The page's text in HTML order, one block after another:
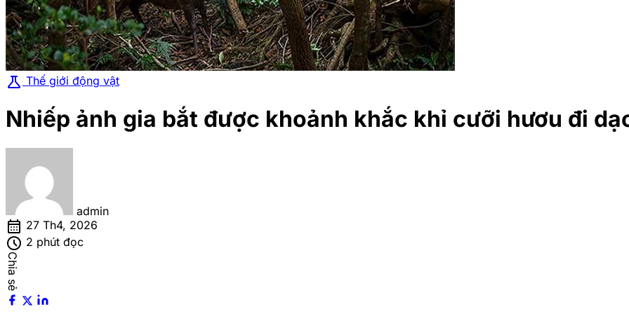
science Thế giới động vật
Nhiếp ảnh gia bắt được khoảnh khắc khỉ cưỡi hươu đi
admin
calendar_month 27 Th4, 2026
schedule 2 phút đọc
Chia sẻ